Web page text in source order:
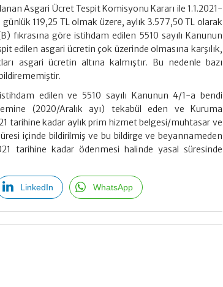
Asgari Ücret Tespit Komisyonu Kararı ile 1.1.2021-
119,25 TL olmak üzere, aylık 3.577,50 TL olarak
fıkrasına göre istihdam edilen 5510 sayılı Kanunun
edilen asgari ücretin çok üzerinde olmasına karşılık,
asgari ücretin altına kalmıştır. Bu nedenle bazı
edilen ve 5510 sayılı Kanunun 4/1-a bendi
(2020/Aralık ayı) tekabül eden ve Kuruma
tarihine kadar aylık prim hizmet belgesi/muhtasar ve
içinde bildirilmiş ve bu bildirge ve beyannameden
tarihine kadar ödenmesi halinde yasal süresinde
LinkedIn WhatsApp